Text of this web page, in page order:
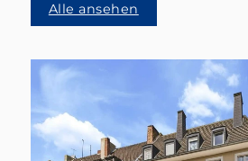
Alle ansehen